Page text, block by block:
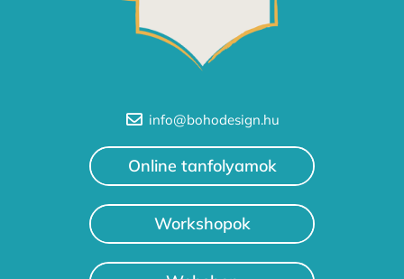
info@bohodesign.hu
Online tanfolyamok
Workshopok